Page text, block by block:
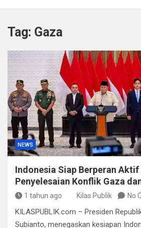
Kapolda Sumsel Tekankan Tiga
Satpol PP Bandung Tertibkan
Polisi Bongkar Dugaan
Puluhan Gram Narkotika Disita
Kurir Ganja Ditangkap, Puluhan
di Pasaman Barat
Tag: Gaza
NEWS
Indonesia Siap Berperan Aktif
Penyelesaian Konflik Gaza
1 tahun ago Kilas Publik No
KILASPUBLIK.com – Presiden
Subianto, menegaskan kesiapan